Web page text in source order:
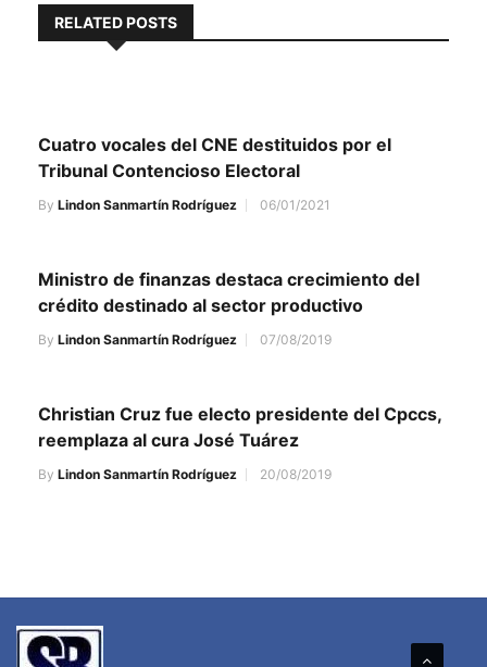
RELATED POSTS
Cuatro vocales del CNE destituidos por el
Tribunal Contencioso Electoral
By Lindon Sanmartín Rodríguez 06/01/2021
Ministro de finanzas destaca crecimiento del
crédito destinado al sector productivo
By Lindon Sanmartín Rodríguez 07/08/2019
Christian Cruz fue electo presidente del Cpccs,
reemplaza al cura José Tuárez
By Lindon Sanmartín Rodríguez 20/08/2019